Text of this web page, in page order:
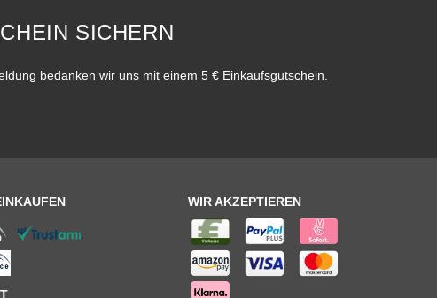
SICHERN
bedanken wir uns mit einem 5 € Einkaufsgutschein.
WIR AKZEPTIEREN